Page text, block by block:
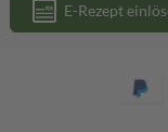
E-Rezept